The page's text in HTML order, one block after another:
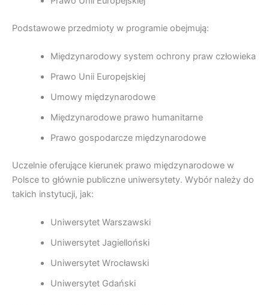
Podstawowe przedmioty w programie obejmują:
Międzynarodowy system ochrony praw człowieka
Prawo Unii Europejskiej
Umowy międzynarodowe
Międzynarodowe prawo humanitarne
Prawo gospodarcze międzynarodowe
Uczelnie oferujące kierunek prawo międzynarodowe w
Polsce to głównie publiczne uniwersytety. Wybór należy do
takich instytucji, jak:
Uniwersytet Warszawski
Uniwersytet Jagielloński
Uniwersytet Wrocławski
Uniwersytet Gdański